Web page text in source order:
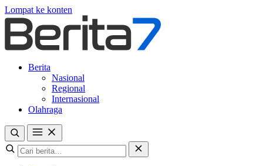
Lompat ke konten
Berita
Nasional
Regional
Internasional
Olahraga